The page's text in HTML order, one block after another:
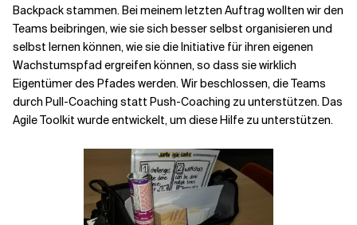
Verwandte Themen
Backpack stammen. Bei meinem letzten Auftrag wollten wir den
Teams beibringen, wie sie sich besser selbst organisieren und
selbst lernen können, wie sie die Initiative für ihren eigenen
Wachstumspfad ergreifen können, so dass sie wirklich
Eigentümer des Pfades werden. Wir beschlossen, die Teams
durch Pull-Coaching statt Push-Coaching zu unterstützen. Das
Agile Toolkit wurde entwickelt, um diese Hilfe zu unterstützen.